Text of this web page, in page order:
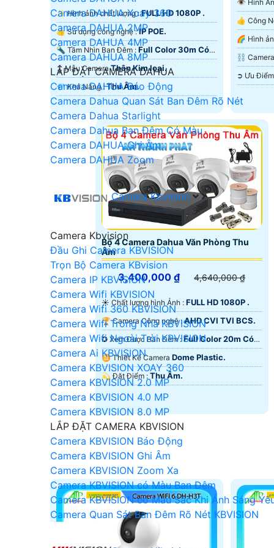
Camera DAHUA Xoay 360
Camera DAHUA 2MP
Camera DAHUA 4MP
Camera DAHUA 8MP
LẮP ĐẶT CAMERA DAHUA
Camera DAHUA Báo Động
Camera Dahua Quan Sát Ban Đêm Rõ Nét
Camera Dahua Starlight
Camera Dahua Ban Đêm Có Màu
Camera DAHUA Ghi Âm
Camera DAHUA Zoom
Camera Kbvision
Camera Kbvision
Đầu Ghi Camera KBVISION
Trọn Bộ Camera KBvision
Camera IP KBVISION
Camera Wifi KBVISION
Camera Wifi 360 KBVISION
Camera Wifi Trong Nhà KBVISION
Camera Wifi Ngoài Trời KBVISION
Camera Ai KBVISION
Camera KBVISION XOAY 360
Camera KBVISION 2.0 MP
Camera KBVISION 4.0 MP
Camera KBVISION 8.0 MP
LẮP ĐẶT CAMERA KBVISION
Camera KBVISION Báo Động
Camera KBVISION Ghi Âm
Camera KBVISION Zoom Xa
Camera KBVISION có Màu Ban Đêm
Camera KBVISION có Màu Sắc Khi Ánh Sáng
Camera Quan Sát Ban Đêm Rõ Nét KBVISION
✨ Hình ảnh chất lượng :FULL HD 1080P .
👍 Sử dụng công nghệ :IP POE.
🔦 Tầm Nhìn Ban Đêm : Full Color 30m Có
Màu Ban Ðêm.
↕️ Mẫu CameraThân Kim loại.
️💎 Khả Năng :Thu Âm.
👁 Hình
Hồng
⛓
Bộ 4 Camera Dahua Văn Phòng Thu
Âm
3,400,000 ₫ 4,640,000 ₫
☀️ Chất lượng hình Ảnh : FULL HD 1080P .
🏆 Camera Công nghệ :AHD CVI TVI BCS.
✪ Xem Được Ban Đêm : Full Color 20m Có
Màu Ban Ðêm.
♊ Thiết Kế Camera Dome Plastic.
️💫 Đặt Điểm : Thu Âm.